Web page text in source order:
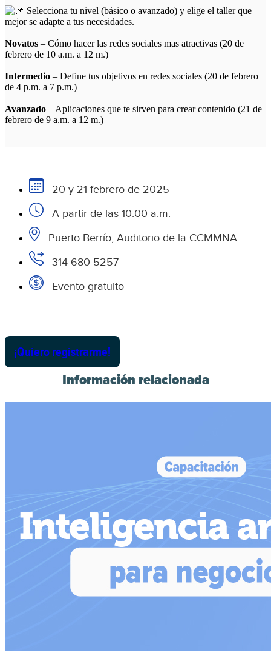
Selecciona tu nivel (básico o avanzado) y elige el taller que
mejor se adapte a tus necesidades.
Novatos – Cómo hacer las redes sociales mas atractivas (20 de
febrero de 10 a.m. a 12 m.)
Intermedio – Define tus objetivos en redes sociales (20 de febrero
de 4 p.m. a 7 p.m.)
Avanzado – Aplicaciones que te sirven para crear contenido (21 de
febrero de 9 a.m. a 12 m.)
20 y 21 febrero de 2025
A partir de las 10:00 a.m.
Puerto Berrío, Auditorio de la CCMMNA
314 680 5257
Evento gratuito
¡Quiero registrarme!
Información relacionada